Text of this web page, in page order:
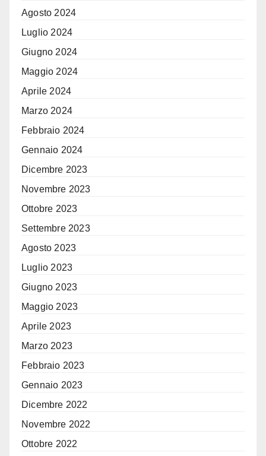
Agosto 2024
Luglio 2024
Giugno 2024
Maggio 2024
Aprile 2024
Marzo 2024
Febbraio 2024
Gennaio 2024
Dicembre 2023
Novembre 2023
Ottobre 2023
Settembre 2023
Agosto 2023
Luglio 2023
Giugno 2023
Maggio 2023
Aprile 2023
Marzo 2023
Febbraio 2023
Gennaio 2023
Dicembre 2022
Novembre 2022
Ottobre 2022